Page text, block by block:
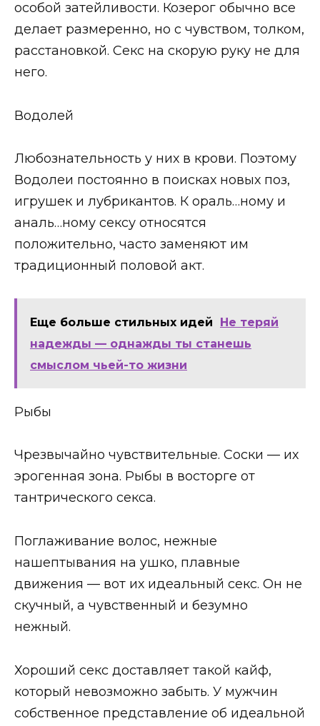
особой затейливости. Козерог обычно все
делает размеренно, но с чувством, толком,
расстановкой. Секс на скорую руку не для
него.
Водолей
Любознательность у них в крови. Поэтому
Водолеи постоянно в поисках новых поз,
игрушек и лубрикантов. К ораль…ному и
аналь…ному сексу относятся
положительно, часто заменяют им
традиционный половой акт.
Еще больше стильных идей
Не теряй
надежды — однажды ты станешь
смыслом чьей-то жизни
Рыбы
Чрезвычайно чувствительные. Соски — их
эрогенная зона. Рыбы в восторге от
тантрического секса.
Поглаживание волос, нежные
нашептывания на ушко, плавные
движения — вот их идеальный секс. Он не
скучный, а чувственный и безумно
нежный.
Хороший секс доставляет такой кайф,
который невозможно забыть. У мужчин
собственное представление об идеальной